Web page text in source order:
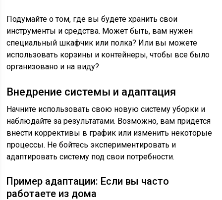
Подумайте о том, где вы будете хранить свои
инструменты и средства. Может быть, вам нужен
специальный шкафчик или полка? Или вы можете
использовать корзины и контейнеры, чтобы все было
организовано и на виду?
Внедрение системы и адаптация
Начните использовать свою новую систему уборки и
наблюдайте за результатами. Возможно, вам придется
внести коррективы в график или изменить некоторые
процессы. Не бойтесь экспериментировать и
адаптировать систему под свои потребности.
Пример адаптации: Если вы часто
работаете из дома